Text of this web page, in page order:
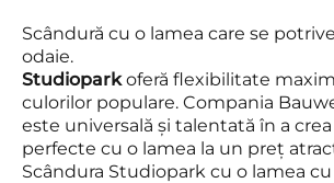
Scândură cu o lamea care se
odaie.
Studioparkoferă flexibilitate
culorilor populare. Compania
este universală și talentată în a
perfecte cu o lamea la un preț
Scândura Studiopark cu o lamea